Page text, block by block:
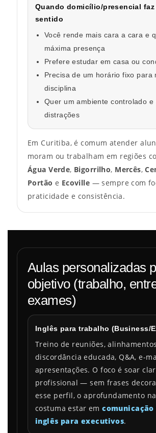
Quando domicílio/presencial faz
sentido
Você rende mais cara a cara e
máxima presença
Prefere estudar em casa ou
Precisa de um horário fixo para
disciplina
Quer um ambiente controlado e
distrações
Em Curitiba, é comum atender
moram ou trabalham em regiões
Água Verde, Bigorrilho, Mercês,
Portão e Ecoville — sempre com
praticidade e consistência.
Aulas personalizadas
objetivo (trabalho,
exames)
Inglês para trabalho (Business/
Treino de reuniões,
discordância educada, Q&A, e-
apresentações. O foco é soar
profissional — sem frases
esse perfil, o aprofundamento
costuma estar emcomunicação
inglês para executivos.